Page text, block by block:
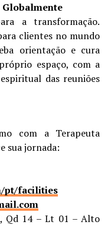
Globalmente
a transformação.
clientes no mundo
orientação e cura
espaço, com a
das reuniões
com a Terapeuta
sua jornada:
pt/facilities
Qd 14 – Lt 01 – Alto